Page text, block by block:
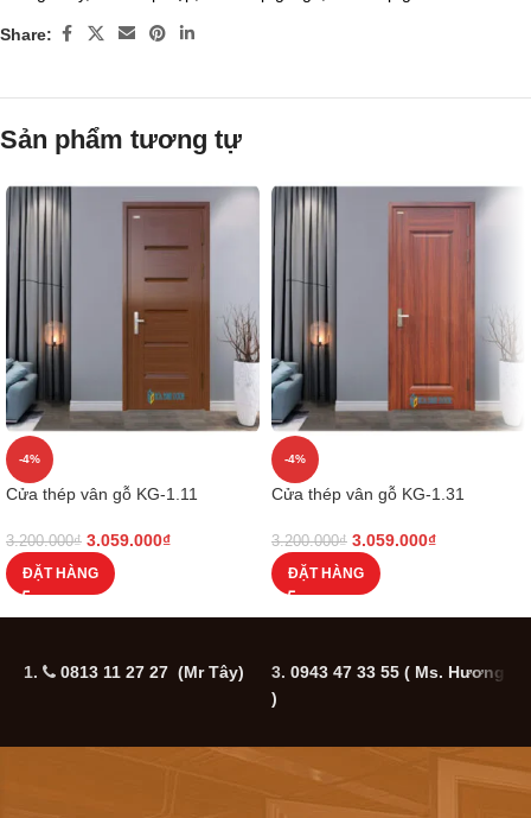
Share:
Sản phẩm tương tự
-4%
Cửa thép vân gỗ KG-1.11
3.200.000₫ 3.059.000₫
ĐẶT HÀNG
-4%
Cửa thép vân gỗ KG-1.31
3.200.000₫ 3.059.000₫
ĐẶT HÀNG
1. 0813 11 27 27 (Mr Tây) 3. 0943 47 33 55 ( Ms. Hương
)